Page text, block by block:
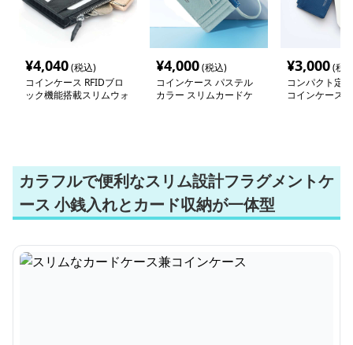
¥4,040(税込)
コインケース RFIDブロ
ック機能搭載スリムウォ
¥4,000(税込)
コインケース パステル
カラー スリムカードケ
¥3,000(税
コンパクト定
コインケース
カラフルで便利なスリム設計フラグメントケ
ース 小銭入れとカード収納が一体型